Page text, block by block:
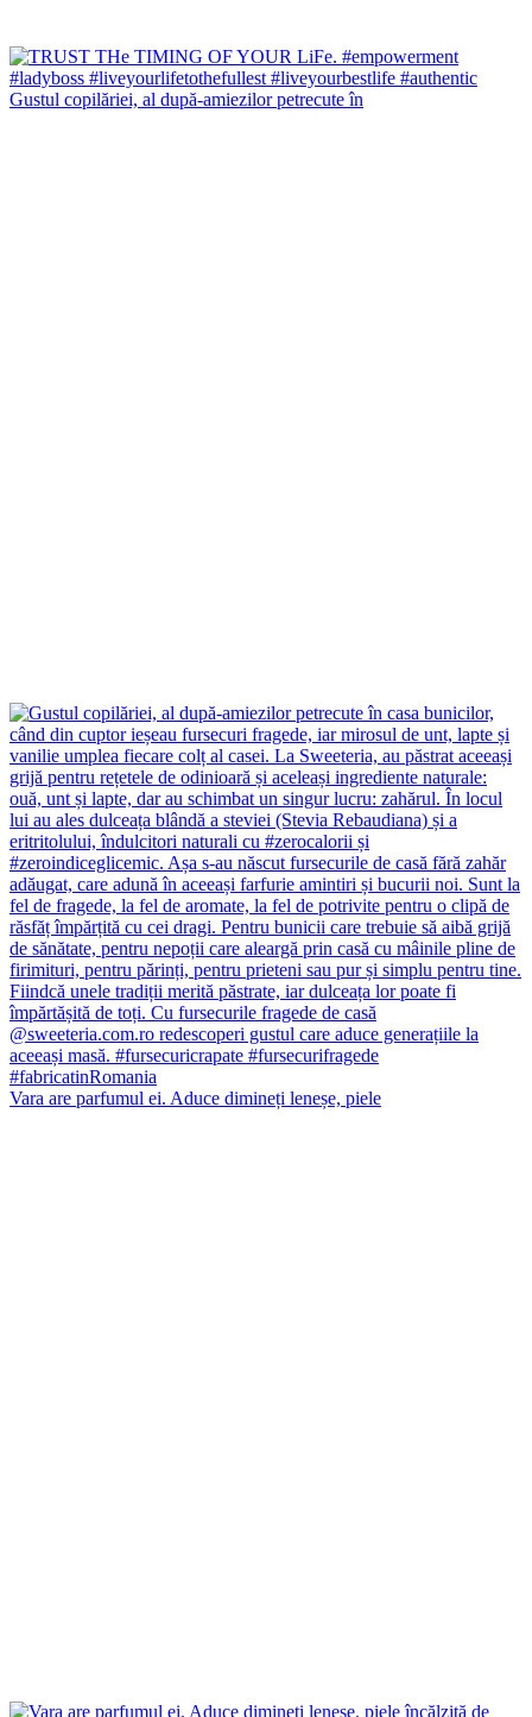
Gustul copilăriei, al după-amiezilor petrecute în
Vara are parfumul ei. Aduce dimineți leneșe, piele